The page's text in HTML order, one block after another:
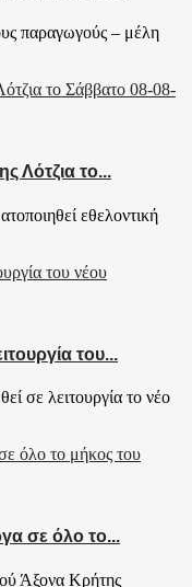
παραγωγούς – μέλη
Λότζια το...
εθελοντική
του...
σε λειτουργία το νέο
σε όλο το...
Άξονα Κρήτης